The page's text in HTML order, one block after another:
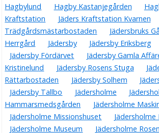
Hagbylund
Hagby Kastanjegården
Kraftstation
Jäders Kraftstation Kvarnen
Trädgårdsmästarbostaden
Jädersbruks
Herrgård
Jädersby Jädersby Eriksberg
Jädersby Fördärvet
Jädersby Gamla
Kristinelund
Jädersby Rosens Stuga
Rättarbostaden
Jädersby Solhem
Jädersby Tallbo
Jädersholme
Hammarsmedsgården
Jädersholme
Jädersholme Missionshuset
Jädersholme Museum
Jädersholme